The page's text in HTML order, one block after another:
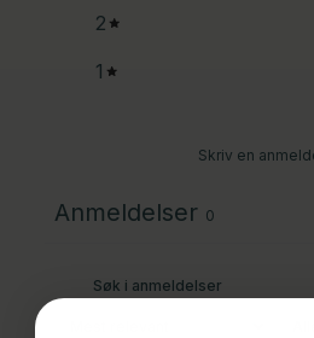
2
1
Skriv en
Anmeldelser 0